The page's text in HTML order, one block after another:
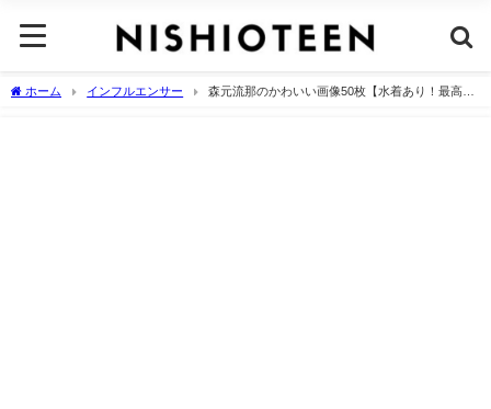
ホーム インフルエンサー
森元流那のかわいい画像50枚【水着あり！最高レ